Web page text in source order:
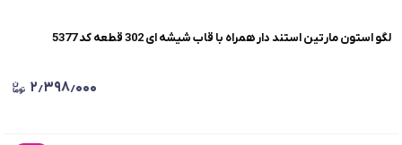
لگو استون مارتین استند دار همراه با قاب شیشه ای 302 قطعه کد 5377
۲٫۳۹۸٫۰۰۰